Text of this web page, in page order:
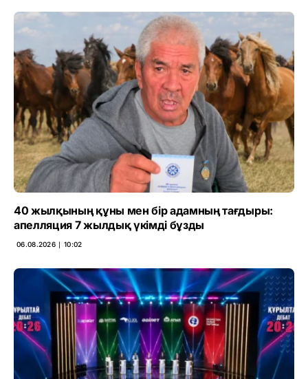
40 жылқының құны мен бір адамның тағдыры:
апелляция 7 жылдық үкімді бұзды
06.08.2026 ∣ 10:02